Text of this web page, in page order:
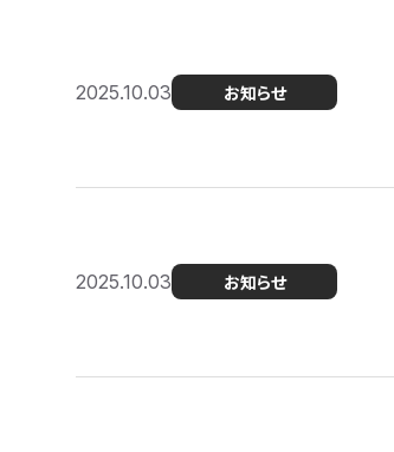
2025.10.03 お知らせ
2025.10.03 お知らせ